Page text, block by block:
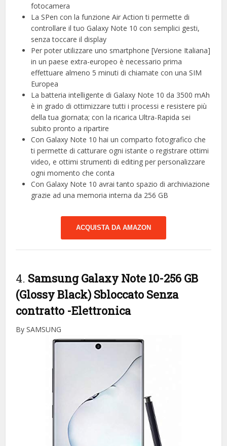
fotocamera
La SPen con la funzione Air Action ti permette di
controllare il tuo Galaxy Note 10 con semplici gesti,
senza toccare il display
Per poter utilizzare uno smartphone [Versione Italiana]
in un paese extra-europeo è necessario prima
effettuare almeno 5 minuti di chiamate con una SIM
Europea
La batteria intelligente di Galaxy Note 10 da 3500 mAh
è in grado di ottimizzare tutti i processi e resistere più
della tua giornata; con la ricarica Ultra-Rapida sei
subito pronto a ripartire
Con Galaxy Note 10 hai un comparto fotografico che
ti permette di catturare ogni istante o registrare ottimi
video, e ottimi strumenti di editing per personalizzare
ogni momento che conta
Con Galaxy Note 10 avrai tanto spazio di archiviazione
grazie ad una memoria interna da 256 GB
ACQUISTA DA AMAZON
4. Samsung Galaxy Note 10-256 GB
(Glossy Black) Sbloccato Senza
contratto -Elettronica
By SAMSUNG